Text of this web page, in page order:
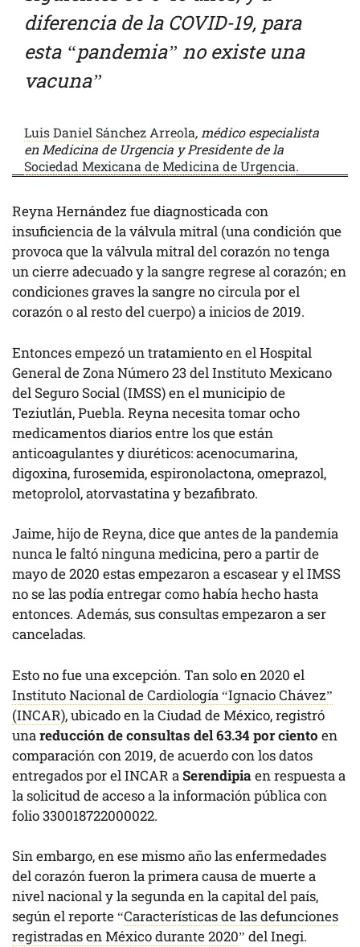
diferencia de la COVID-19, para
esta “pandemia” no existe una
vacuna”
Luis Daniel Sánchez Arreola, médico especialista
en Medicina de Urgencia y Presidente de la
Sociedad Mexicana de Medicina de Urgencia.
Reyna Hernández fue diagnosticada con
insuficiencia de la válvula mitral (una condición que
provoca que la válvula mitral del corazón no tenga
un cierre adecuado y la sangre regrese al corazón; en
condiciones graves la sangre no circula por el
corazón o al resto del cuerpo) a inicios de 2019.
Entonces empezó un tratamiento en el Hospital
General de Zona Número 23 del Instituto Mexicano
del Seguro Social (IMSS) en el municipio de
Teziutlán, Puebla. Reyna necesita tomar ocho
medicamentos diarios entre los que están
anticoagulantes y diuréticos: acenocumarina,
digoxina, furosemida, espironolactona, omeprazol,
metoprolol, atorvastatina y bezafibrato.
Jaime, hijo de Reyna, dice que antes de la pandemia
nunca le faltó ninguna medicina, pero a partir de
mayo de 2020 estas empezaron a escasear y el IMSS
no se las podía entregar como había hecho hasta
entonces. Además, sus consultas empezaron a ser
canceladas.
Esto no fue una excepción. Tan solo en 2020 el
Instituto Nacional de Cardiología “Ignacio Chávez”
(INCAR), ubicado en la Ciudad de México, registró
unareducción de consultas del 63.34 por ciento en
comparación con 2019, de acuerdo con los datos
entregados por el INCAR aSerendipiaen respuesta a
la solicitud de acceso a la información pública con
folio 330018722000022.
Sin embargo, en ese mismo año las enfermedades
del corazón fueron la primera causa de muerte a
nivel nacional y la segunda en la capital del país,
según el reporte “Características de las defunciones
registradas en México durante 2020” del Inegi.